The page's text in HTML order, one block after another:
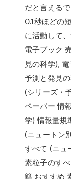
だと言える
0.1秒ほどの
に活動して
電子ブック
見の科学),
予測と発見
(シリーズ・
ペーパー 情
学) 情報量規
(ニュートン
すべて (ニュ
素粒子のす
籍 おすすめ